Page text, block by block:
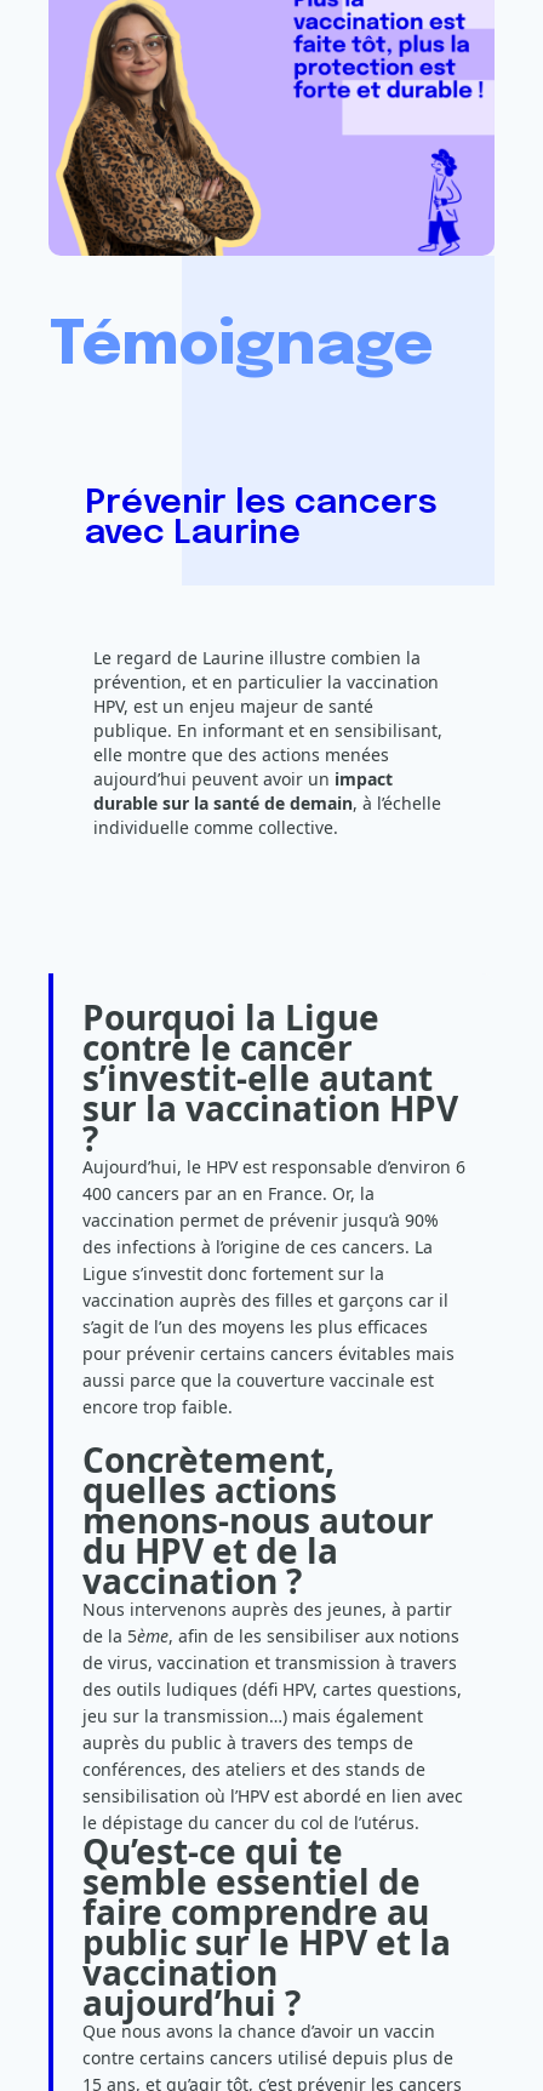
Témoignage
Prévenir les cancers
avec Laurine
Le regard de Laurine illustre combien la
prévention, et en particulier la vaccination
HPV, est un enjeu majeur de santé
publique. En informant et en sensibilisant,
elle montre que des actions menées
aujourd’hui peuvent avoir un impact
durable sur la santé de demain, à l’échelle
individuelle comme collective.
Pourquoi la Ligue
contre le cancer
s’investit‑elle autant
sur la vaccination HPV
?
Aujourd’hui, le HPV est responsable d’environ 6
400 cancers par an en France. Or, la
vaccination permet de prévenir jusqu’à 90%
des infections à l’origine de ces cancers. La
Ligue s’investit donc fortement sur la
vaccination auprès des filles et garçons car il
s’agit de l’un des moyens les plus efficaces
pour prévenir certains cancers évitables mais
aussi parce que la couverture vaccinale est
encore trop faible.
Concrètement,
quelles actions
menons-nous autour
du HPV et de la
vaccination ?
Nous intervenons auprès des jeunes, à partir
de la 5ème, afin de les sensibiliser aux notions
de virus, vaccination et transmission à travers
des outils ludiques (défi HPV, cartes questions,
jeu sur la transmission…) mais également
auprès du public à travers des temps de
conférences, des ateliers et des stands de
sensibilisation où l’HPV est abordé en lien avec
le dépistage du cancer du col de l’utérus.
Qu’est‑ce qui te
semble essentiel de
faire comprendre au
public sur le HPV et la
vaccination
aujourd’hui ?
Que nous avons la chance d’avoir un vaccin
contre certains cancers utilisé depuis plus de
15 ans, et qu’agir tôt, c’est prévenir les cancers